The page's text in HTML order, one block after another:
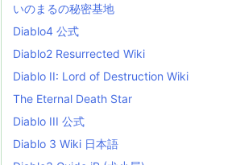
i
s
t
いのまるの秘密基地
Diablo4 公式
Diablo2 Resurrected Wiki
Diablo II: Lord of Destruction Wiki
The Eternal Death Star
Diablo III 公式
Diablo 3 Wiki 日本語